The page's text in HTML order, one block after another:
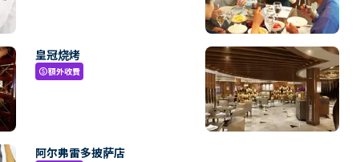
皇冠烧烤
paid額外收費
阿尔弗雷多披萨店